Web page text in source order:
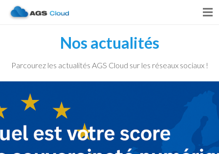
Nos actualités
Parcourez les actualités AGS Cloud sur les réseaux sociaux !